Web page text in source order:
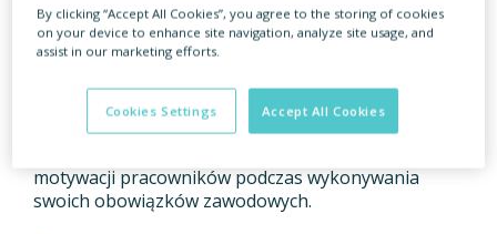
obejmują działania firm dotyczące m.in. ładu
korporacyjnego, ochrony i bezpieczeństwa danych
osobowych, a także równości płac niezależnie od
płci. Przedsiębiorcy, którzy przestrzegają tych
reguł, budują pozytywny wizerunek i zyskują
lojalność klientów oraz pracowników. Wdrożenie
motywacji pracowników podczas wykonywania
swoich obowiązków zawodowych.
By clicking “Accept All Cookies”, you agree to the storing of cookies
on your device to enhance site navigation, analyze site usage, and
assist in our marketing efforts.
Accept All Cookies
Cookies Settings